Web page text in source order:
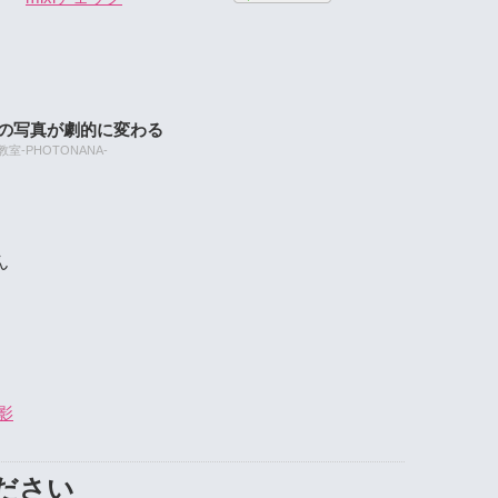
写真が劇的に変わる
室-PHOTONANA-
さい